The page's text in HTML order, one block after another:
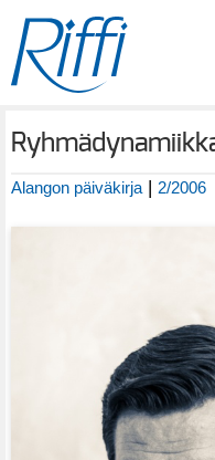
Alangon päiväkirja| 2/2006